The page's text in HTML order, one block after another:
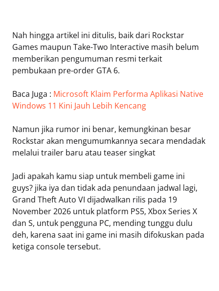
Nah hingga artikel ini ditulis, baik dari Rockstar
Games maupun Take-Two Interactive masih belum
memberikan pengumuman resmi terkait
pembukaan pre-order GTA 6.
Baca Juga : Microsoft Klaim Performa Aplikasi Native
Windows 11 Kini Jauh Lebih Kencang
Namun jika rumor ini benar, kemungkinan besar
Rockstar akan mengumumkannya secara mendadak
melalui trailer baru atau teaser singkat
Jadi apakah kamu siap untuk membeli game ini
guys? jika iya dan tidak ada penundaan jadwal lagi,
Grand Theft Auto VI dijadwalkan rilis pada 19
November 2026 untuk platform PS5, Xbox Series X
dan S, untuk pengguna PC, mending tunggu dulu
deh, karena saat ini game ini masih difokuskan pada
ketiga console tersebut.